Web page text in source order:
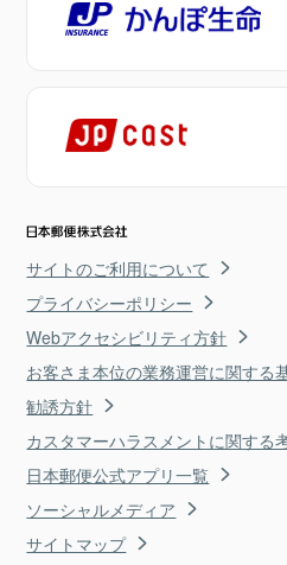
サイトのご利用について
プライバシーポリシー
Webアクセシビリティ方針
お客さま本位の業務運営に関する
勧誘方針
カスタマーハラスメントに関する
日本郵便公式アプリ一覧
ソーシャルメディア
サイトマップ